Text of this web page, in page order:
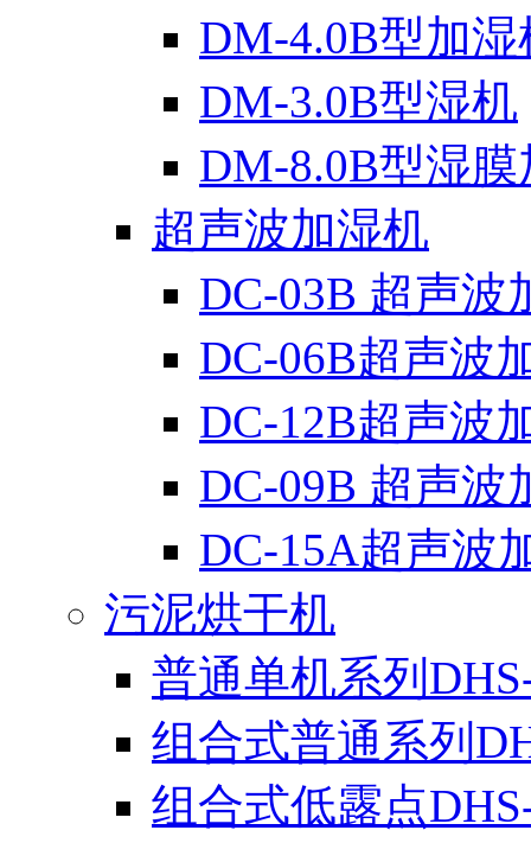
DM-4.0B型加湿
DM-3.0B型湿机
DM-8.0B型湿
超声波加湿机
DC-03B 超声波
DC-06B超声波
DC-12B超声波
DC-09B 超声波
DC-15A超声波
污泥烘干机
普通单机系列
组合式普通系列
组合式低露点